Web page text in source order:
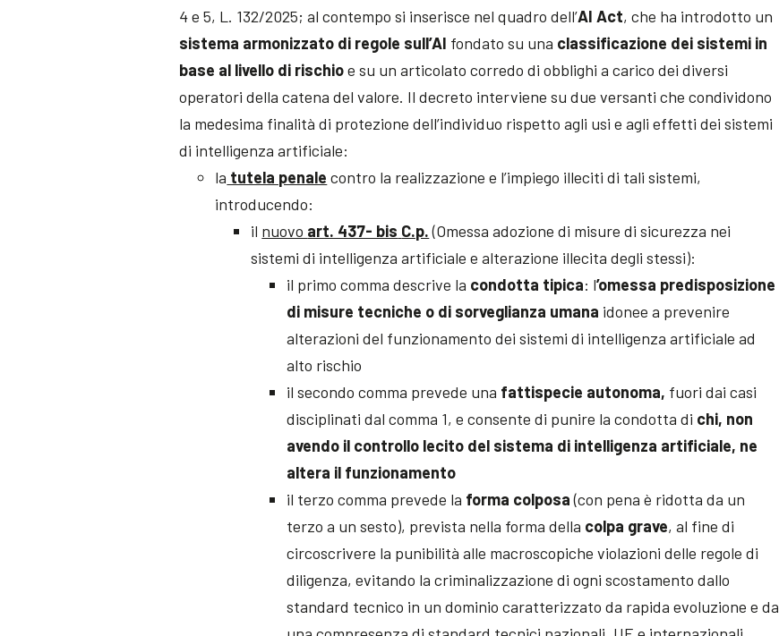
4 e 5, L. 132/2025; al contempo si inserisce nel quadro dell’AI Act, che ha introdotto un
sistema armonizzato di regole sull’AI fondato su una classificazione dei sistemi in
base al livello di rischioe su un articolato corredo di obblighi a carico dei diversi
operatori della catena del valore. Il decreto interviene su due versanti che condividono
la medesima finalità di protezione dell’individuo rispetto agli usi e agli effetti dei sistemi
di intelligenza artificiale:
la tutela penale contro la realizzazione e l’impiego illeciti di tali sistemi,
introducendo:
il nuovo art. 437- bis C.p.(Omessa adozione di misure di sicurezza nei
sistemi di intelligenza artificiale e alterazione illecita degli stessi):
il primo comma descrive la condotta tipica: l’omessa predisposizione
di misure tecniche o di sorveglianza umana idonee a prevenire
alterazioni del funzionamento dei sistemi di intelligenza artificiale ad
alto rischio
il secondo comma prevede una fattispecie autonoma, fuori dai casi
disciplinati dal comma 1, e consente di punire la condotta di chi, non
avendo il controllo lecito del sistema di intelligenza artificiale, ne
altera il funzionamento
il terzo comma prevede la forma colposa(con pena è ridotta da un
terzo a un sesto), prevista nella forma della colpa grave, al fine di
circoscrivere la punibilità alle macroscopiche violazioni delle regole di
diligenza, evitando la criminalizzazione di ogni scostamento dallo
standard tecnico in un dominio caratterizzato da rapida evoluzione e da